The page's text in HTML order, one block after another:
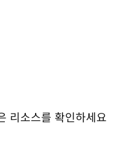
리소스를 확인하세요